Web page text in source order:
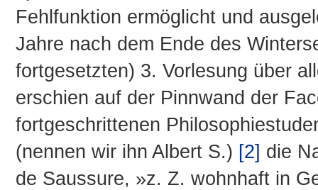
Fehlfunktion ermöglicht und
Jahre nach dem Ende des
fortgesetzten) 3. Vorlesung über
erschien auf der Pinnwand der
fortgeschrittenen
(nennen wir ihn Albert S.) [2] die
de Saussure, »z. Z. wohnhaft in